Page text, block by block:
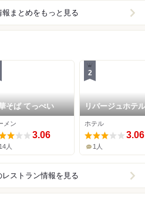
まとめをもっと見る
そば てっぺい
メン
3.06
14人
2
リバージュホテル
ホテル
3.06
1人
レストラン情報を見る